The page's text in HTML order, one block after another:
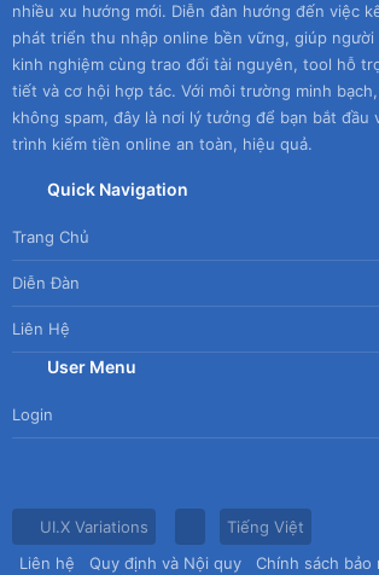
nhiều xu hướng mới. Diễn đàn hướng đến việc
phát triển thu nhập online bền vững, giúp người
kinh nghiệm cùng trao đổi tài nguyên, tool hỗ
tiết và cơ hội hợp tác. Với môi trường minh
không spam, đây là nơi lý tưởng để bạn bắt đầu
trình kiếm tiền online an toàn, hiệu quả.
Quick Navigation
Trang Chủ
Diễn Đàn
Liên Hệ
User Menu
Login
UI.X Variations
Tiếng Việt
Liên hệ
Quy định và Nội quy Chính sách bảo